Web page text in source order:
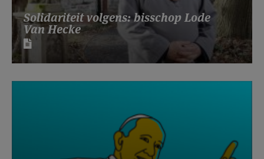
Solidariteit volgens: bisschop Lode
Van Hecke